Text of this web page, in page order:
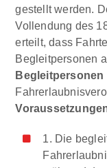
gestellt werden.
Vollendung des
erteilt, dass
Begleitpersonen
Begleitpersonen
1. Die